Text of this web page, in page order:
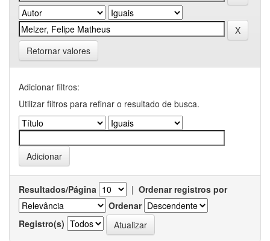
Retornar valores
Adicionar filtros:
Utilizar filtros para refinar o resultado de busca.
Resultados/Página | Ordenar registros por
Ordenar
Registro(s)